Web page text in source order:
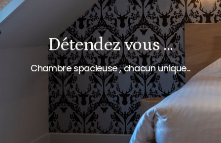
Détendez vous ...
Chambre spacieuse , chacun unique...